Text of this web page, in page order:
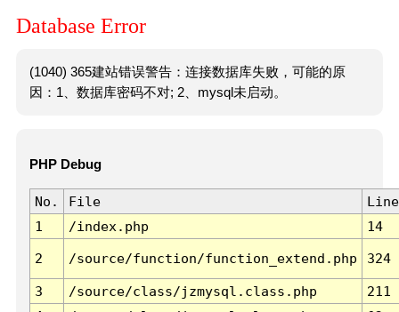
Database Error
(1040) 365建站错误警告：连接数据库失败，可能的原
因：1、数据库密码不对; 2、mysql未启动。
PHP Debug
No. File
Line
1
/index.php 14
2 /source/function/function_extend.php 324
3 /source/class/jzmysql.class.php
211